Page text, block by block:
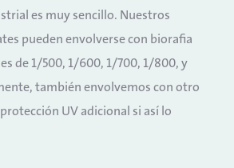
es muy sencillo. Nuestros
pueden envolverse con biorafia
de 1/500, 1/600, 1/700, 1/800, y
también envolvemos con otro
UV adicional si así lo